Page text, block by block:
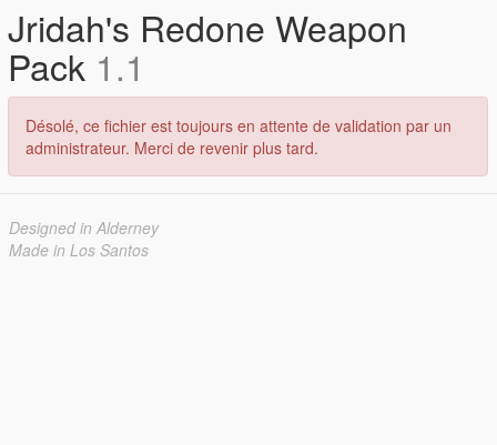
Jridah's Redone Weapon
Pack 1.1
Désolé, ce fichier est toujours en attente de validation par un
administrateur. Merci de revenir plus tard.
Designed in Alderney
Made in Los Santos